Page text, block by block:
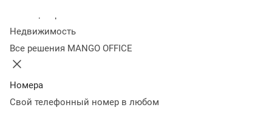
Недвижимость
Все решения MANGO OFFICE
Номера
Свой телефонный номер в любом
листИнструменты и сервисы для создания прайс-
листов
составлении прайс-листа
прайс